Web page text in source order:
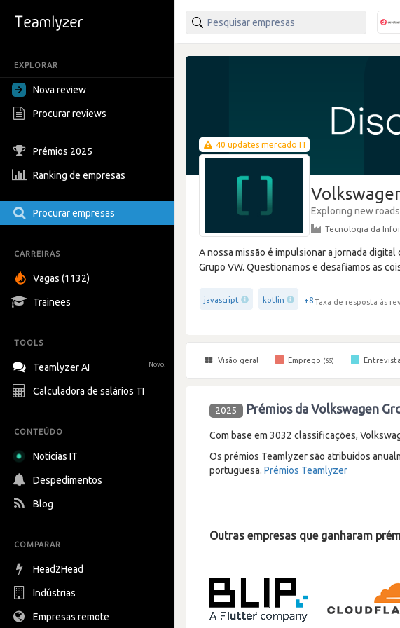
EXPLORAR
Nova review
Procurar reviews
Prémios 2025
Ranking de empresas
Procurar empresas
CARREIRAS
Vagas (1132)
Trainees
TOOLS
Teamlyzer AI Novo!
Calculadora de salários TI
CONTEÚDO
Notícias IT
Despedimentos
Blog
COMPARAR
Head2Head
Indústrias
Empresas remote
40 updates mercado IT
Exploring new roads
Tecnologia da
A nossa missão é impulsionar a jornada
Grupo VW. Questionamos e desafiamos as
javascript kotlin +8Taxa de resposta às
Visão geral Emprego (65) Entrevista
2025 Prémios da Volkswagen
Com base em 3032 classificações,
Os prémios Teamlyzer são atribuídos
portuguesa. Prémios Teamlyzer
Outras empresas que ganharam